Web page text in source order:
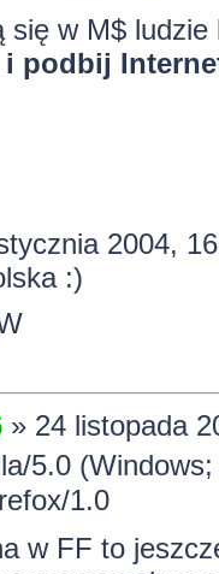
się w M$
i podbij
2004,
:)
» 24 listopada
5.0
1.0
w FF to